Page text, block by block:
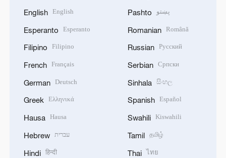
English English
Esperanto Esperanto
Filipino Filipino
French Français
German Deutsch
Greek Ελληνικά
Hausa Hausa
Hebrew עברית
Hindi हिन्दी
Pashto پښتو
Romanian Română
Russian Русский
Serbian Српски
Sinhala සිංහල
Spanish Español
Swahili Kiswahili
Tamil தமிழ்
Thai ไทย